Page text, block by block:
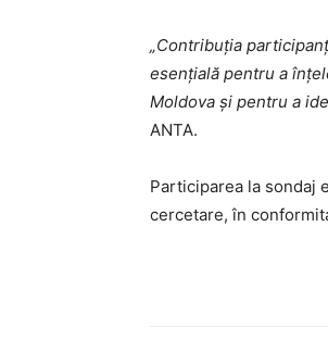
„Contribuția
esențială pentru a
Moldova și pentru a
ANTA.
Participarea la sondaj
cercetare, în